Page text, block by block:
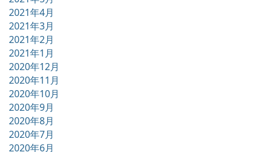
2021年4月
2021年3月
2021年2月
2021年1月
2020年12月
2020年11月
2020年10月
2020年9月
2020年8月
2020年7月
2020年6月